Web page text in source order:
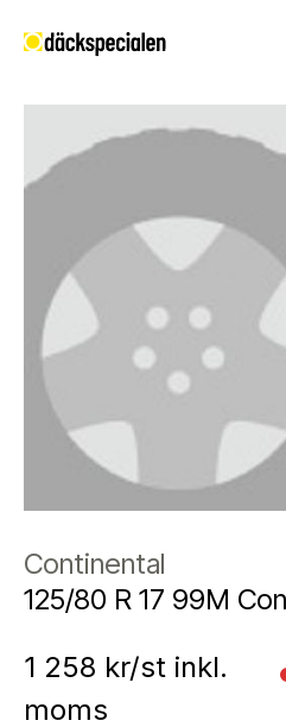
Continental
125/80 R 17 99M
1 258 kr/st inkl.
moms